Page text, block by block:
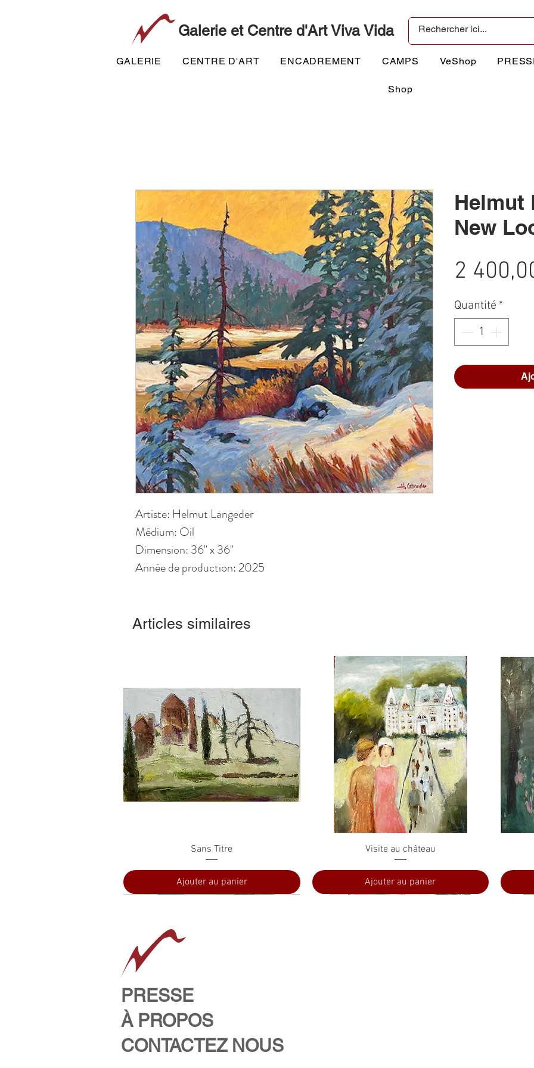
Galerie et Centre d'Art Viva Vida
GALERIE CENTRE D'ART ENCADREMENT CAMPS VeShop
Shop
Artiste: Helmut Langeder
Médium: Oil
Dimension: 36" x 36"
Année de production: 2025
Helmut
New
2
Quantité *
Articles similaires
Aperçu rapide
Sans Titre
Ajouter au panier
Aperçu rapide
Visite au château
Ajouter au panier
PRESSE
À PROPOS
CONTACTEZ NOUS